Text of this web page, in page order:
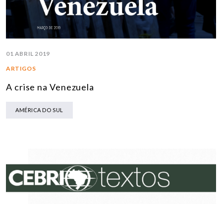
01 ABRIL 2019
ARTIGOS
A crise na Venezuela
AMÉRICA DO SUL